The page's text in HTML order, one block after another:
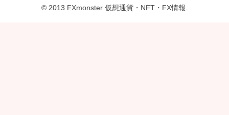
© 2013 FXmonster 仮想通貨・NFT・FX情報.